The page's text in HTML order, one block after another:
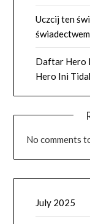
Uczcij ten
Daftar Hero
Hero Ini
No comments
July 2025